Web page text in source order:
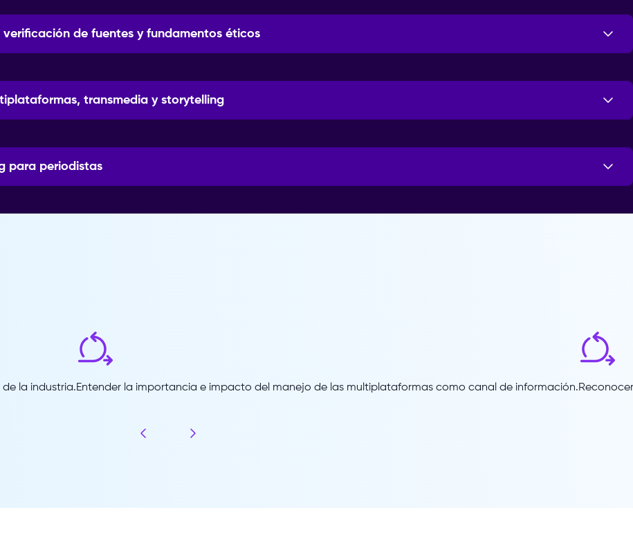
verificación de fuentes y fundamentos éticos
transmedia y storytelling
para periodistas
la industria.Entender la importancia e impacto del manejo de las multiplataformas como canal de información.